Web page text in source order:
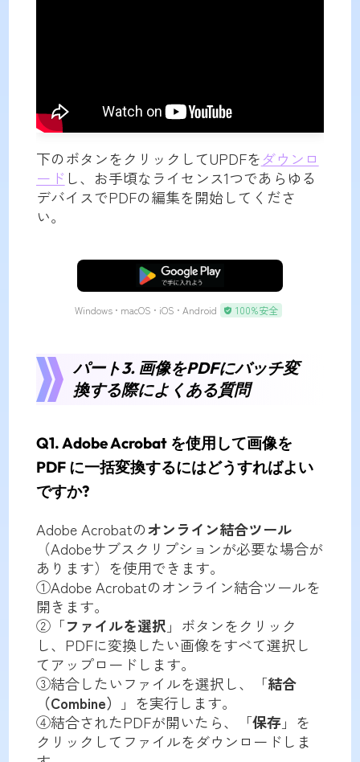
下のボタンをクリックしてUPDFをダウンロ
ード し、お手頃なライセンス1つであらゆる
デバイスでPDFの編集を開始してくださ
い。
無料ダウンロード
Windows • macOS • iOS • Android 100%安全
パート3. 画像をPDFにバッチ変
換する際によくある質問
Q1. Adobe Acrobat を使用して画像を
PDF に一括変換するにはどうすればよい
ですか?
Adobe Acrobatのオンライン結合ツール
（Adobeサブスクリプションが必要な場合が
あります）を使用できます。
①Adobe Acrobatのオンライン結合ツールを
開きます。
②「ファイルを選択 」ボタンをクリック
し、PDFに変換したい画像をすべて選択し
てアップロードします。
③結合したいファイルを選択し、「結合
（Combine）
」を実行します。
④結合されたPDFが開いたら、「保存」を
クリックしてファイルをダウンロードしま